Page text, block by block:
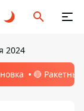
2024
🔴